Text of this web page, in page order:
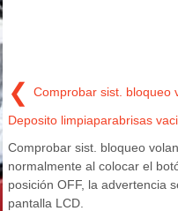
❮ Comprobar sist. bloqueo
Deposito limpiaparabrisas
Comprobar sist. bloqueo
normalmente al colocar el
posición OFF, la advertencia
pantalla LCD.